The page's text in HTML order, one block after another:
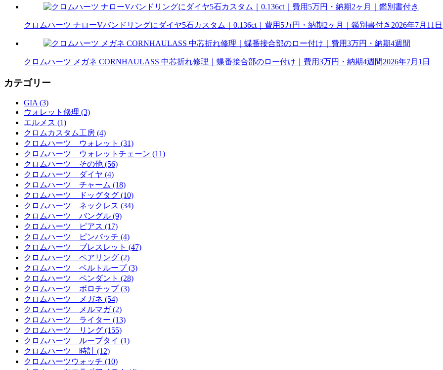
クロムハーツ ナローVバンドリングにダイヤ5石カスタム｜0.136ct｜費用5万円・納期2ヶ月｜鑑別書付き 2026年7月11日
クロムハーツ メガネ CORNHAULASS 中芯折れ修理｜蝶番接合部のロー付け｜費用3万円・納期4週間2026年7月1日
カテゴリー
GIA (3)
ウォレット修理 (3)
エルメス (1)
クロムカスタム工房 (4)
クロムハーツ ウォレット (31)
クロムハーツ ウォレットチェーン (11)
クロムハーツ その他 (56)
クロムハーツ ダイヤ (4)
クロムハーツ チャーム (18)
クロムハーツ ドッグタグ (10)
クロムハーツ ネックレス (34)
クロムハーツ バングル (9)
クロムハーツ ピアス (17)
クロムハーツ ピンバッチ (4)
クロムハーツ ブレスレット (47)
クロムハーツ ペアリング (2)
クロムハーツ ベルトループ (3)
クロムハーツ ペンダント (28)
クロムハーツ ボロチップ (3)
クロムハーツ メガネ (54)
クロムハーツ メルマガ (2)
クロムハーツ ライター (13)
クロムハーツ リング (155)
クロムハーツ ループタイ (1)
クロムハーツ 時計 (12)
クロムハーツウォッチ (10)